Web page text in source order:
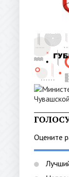
Оцените